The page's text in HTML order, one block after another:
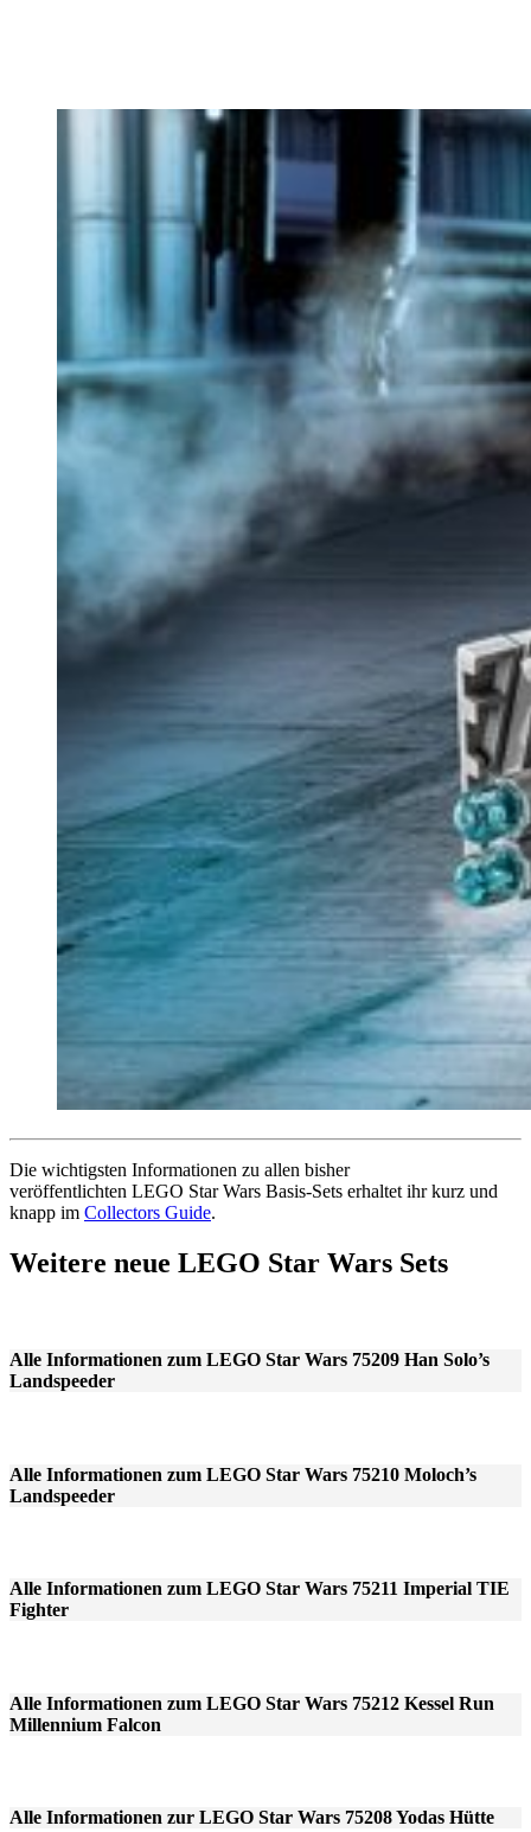
Die wichtigsten Informationen zu allen bisher
veröffentlichten LEGO Star Wars Basis-Sets erhaltet ihr kurz und
knapp im Collectors Guide.
Weitere neue LEGO Star Wars Sets
Alle Informationen zum LEGO Star Wars 75209 Han Solo’s
Landspeeder
Alle Informationen zum LEGO Star Wars 75210 Moloch’s
Landspeeder
Alle Informationen zum LEGO Star Wars 75211 Imperial TIE
Fighter
Alle Informationen zum LEGO Star Wars 75212 Kessel Run
Millennium Falcon
Alle Informationen zur LEGO Star Wars 75208 Yodas Hütte